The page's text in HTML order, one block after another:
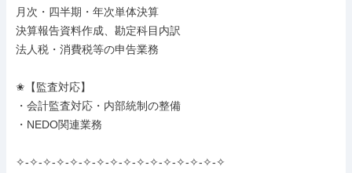
月次・四半期・年次単体決算
決算報告資料作成、勘定科目内訳
法人税・消費税等の申告業務
✬【監査対応】
・会計監査対応・内部統制の整備
・NEDO関連業務
✧-✧-✧-✧-✧-✧-✧-✧-✧-✧-✧-✧-✧-✧-✧-✧